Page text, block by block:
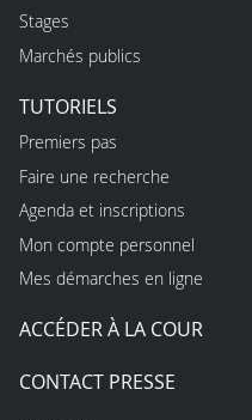
Stages
Marchés publics
TUTORIELS
Premiers pas
Faire une recherche
Agenda et inscriptions
Mon compte personnel
Mes démarches en ligne
ACCÉDER À LA COUR
CONTACT PRESSE